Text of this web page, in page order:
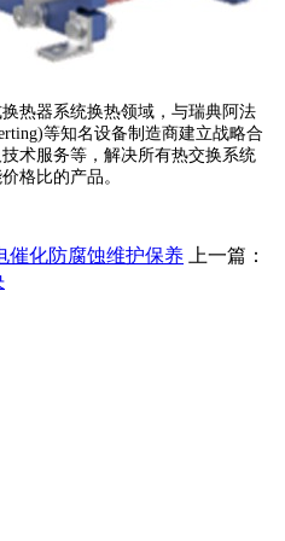
热器系统换热领域，与瑞典阿法
等知名设备制造商建立战略合
术服务等，解决所有热交换系统
格比的产品。
催化防腐蚀维护保养
上一篇：